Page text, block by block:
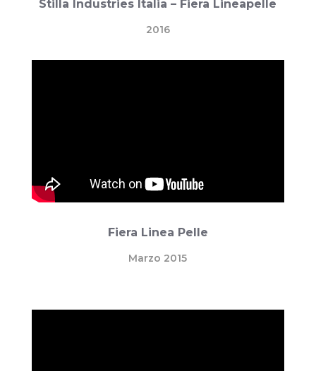
Stilla Industries Italia – Fiera Lineapelle
2016
Fiera Linea Pelle
Marzo 2015